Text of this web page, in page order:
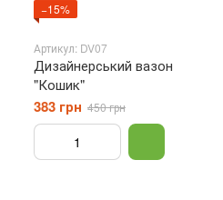
−15%
Артикул: DV07
Дизайнерський вазон
"Кошик"
383 грн 450 грн